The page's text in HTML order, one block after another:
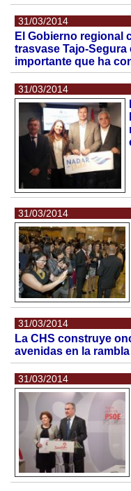
31/03/2014
El Gobierno regional
trasvase Tajo-
importante que ha
31/03/2014
31/03/2014
31/03/2014
La CHS construye
avenidas en la
31/03/2014